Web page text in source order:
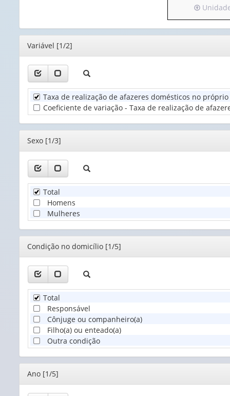
Irá
para
o
cabeçalho
apenas
Unidade
Territorial
Editor
Variável [1/2]
Taxa de realização de afazeres domésticos no
Coeficiente de variação - Taxa de realização de
Editor
Sexo [1/3]
Total
Homens
Mulheres
Editor
Condição no domicílio [1/5]
Total
Responsável
Cônjuge ou companheiro(a)
Filho(a) ou enteado(a)
Outra condição
Editor
Ano [1/5]